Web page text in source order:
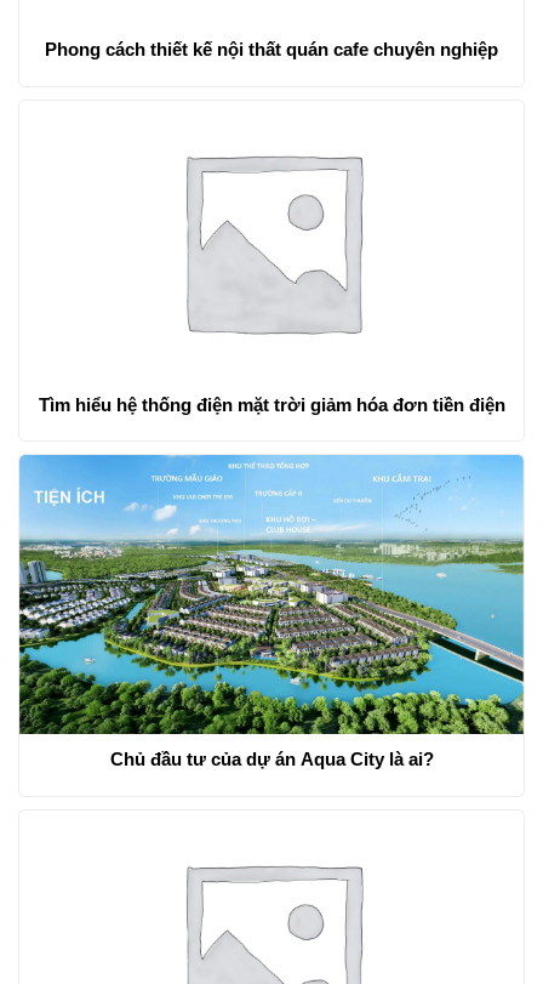
Phong cách thiết kế nội thất quán cafe chuyên nghiệp
Tìm hiểu hệ thống điện mặt trời giảm hóa đơn tiền điện
Chủ đầu tư của dự án Aqua City là ai?